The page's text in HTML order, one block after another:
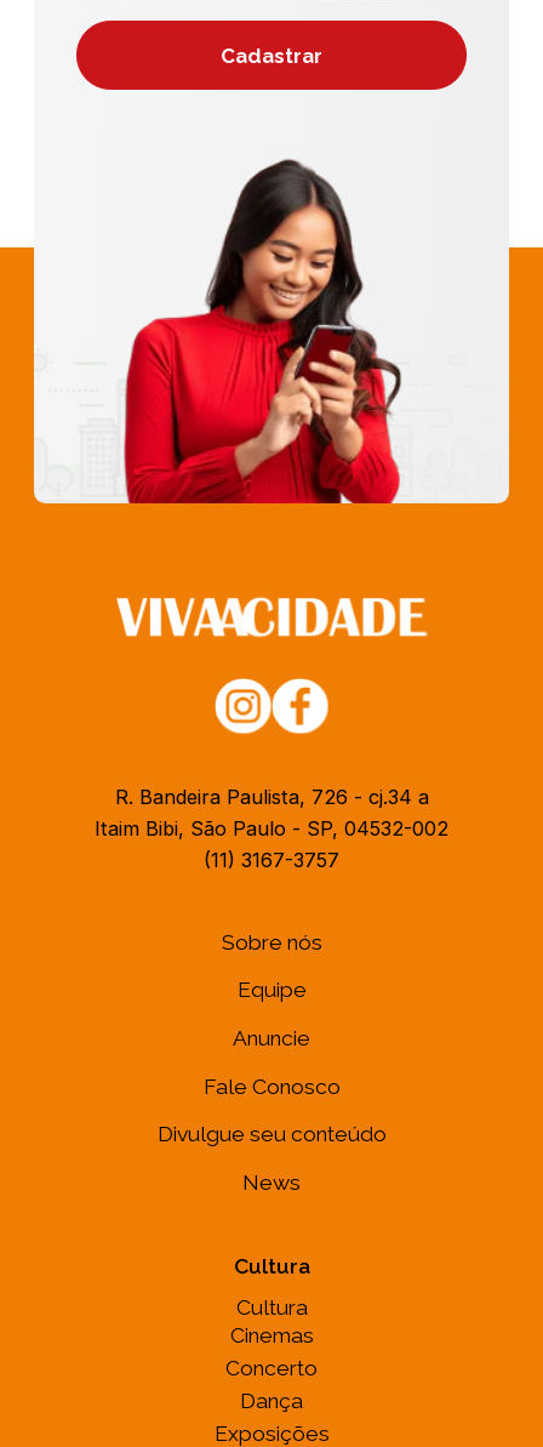
R. Bandeira Paulista, 726 - cj.34 a
Itaim Bibi, São Paulo - SP, 04532-002
(11) 3167-3757
Sobre nós
Equipe
Anuncie
Fale Conosco
Divulgue seu conteúdo
News
Cultura
Cultura
Cinemas
Concerto
Dança
Exposições